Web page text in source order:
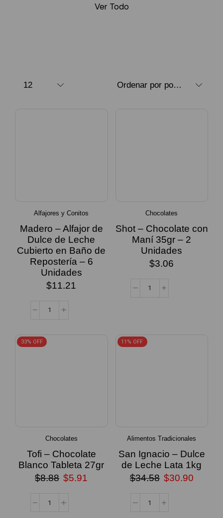
Ver Todo
Alfajores y Conitos
Madero – Alfajor de
Dulce de Leche
Cubierto en Baño de
Repostería – 6
Unidades
$11.21
Chocolates
Shot – Chocolate con
Maní 35gr – 2
Unidades
$3.06
33% OFF
Chocolates
Tofi – Chocolate
Blanco Tableta 27gr
$8.88 $5.91
11% OFF
Alimentos Tradicionales
San Ignacio – Dulce
de Leche Lata 1kg
$34.58 $30.90